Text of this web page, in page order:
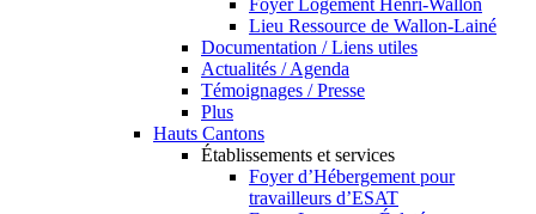
Foyer Logement Henri-Wallon
Lieu Ressource de Wallon-Lainé
Documentation / Liens utiles
Actualités / Agenda
Témoignages / Presse
Plus
Hauts Cantons
Établissements et services
Foyer d’Hébergement pour
travailleurs d’ESAT